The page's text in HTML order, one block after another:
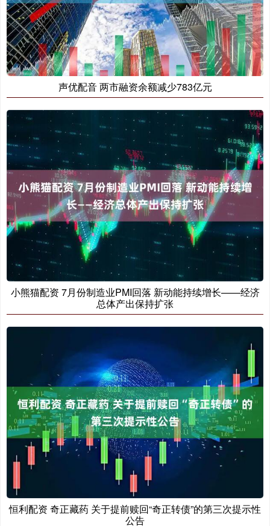
声优配音 两市融资余额减少783亿元
小熊猫配资 7月份制造业PMI回落 新动能持续增长——经济
总体产出保持扩张
恒利配资 奇正藏药 关于提前赎回“奇正转债”的第三次提示性
公告